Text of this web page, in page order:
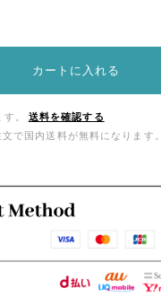
カートに入れる
。
送料を確認する
で国内送料が無料になります。